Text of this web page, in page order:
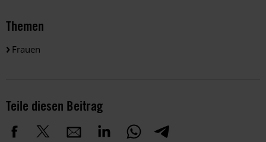
Themen
Frauen
Teile diesen Beitrag